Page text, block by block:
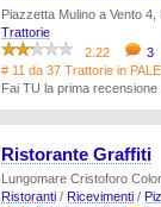
Piazzetta Mulino a Vento
Trattorie
2.22
3
# 11 da 37 Trattorie in
Fai TU la prima
Ristorante Graffiti
Lungomare Cristoforo
Ristoranti / Ricevimenti /